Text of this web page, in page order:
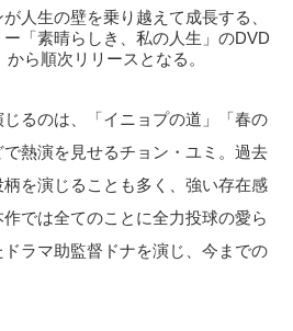
人生の壁を乗り越えて成長する、
「素晴らしき、私の人生」のDVD
ら順次リリースとなる。
るのは、「イニョプの道」「春の
熱演を見せるチョン・ユミ。過去
を演じることも多く、強い存在感
では全てのことに全力投球の愛ら
ラマ助監督ドナを演じ、今までの